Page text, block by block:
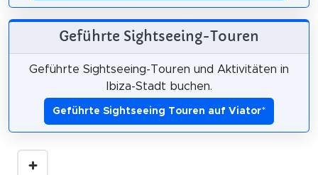
Geführte Sightseeing-Touren
Geführte Sightseeing-Touren und Aktivitäten in
Ibiza-Stadt buchen.
Geführte Sightseeing Touren auf Viator*